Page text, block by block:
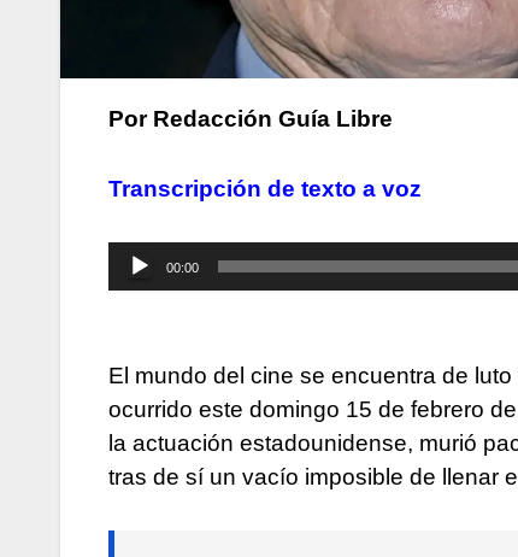
Por Redacción Guía Libre
Transcripción de texto a voz
Reproductor
de
00:00
El mundo del cine se encuentra de
ocurrido este domingo 15 de febrero
la actuación estadounidense, murió
tras de sí un vacío imposible de llenar